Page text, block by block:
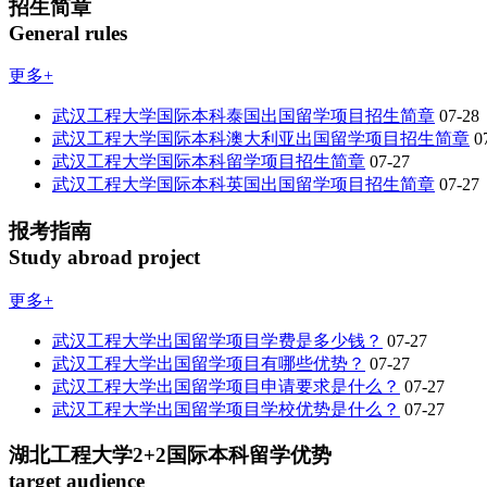
招生简章
General rules
更多+
武汉工程大学国际本科泰国出国留学项目招生简章 07-28
武汉工程大学国际本科澳大利亚出国留学项目招生简章
武汉工程大学国际本科留学项目招生简章 07-27
武汉工程大学国际本科英国出国留学项目招生简章 07-27
报考指南
Study abroad project
更多+
武汉工程大学出国留学项目学费是多少钱？ 07-27
武汉工程大学出国留学项目有哪些优势？ 07-27
武汉工程大学出国留学项目申请要求是什么？ 07-27
武汉工程大学出国留学项目学校优势是什么？ 07-27
湖北工程大学2+2国际本科留学优势
target audience